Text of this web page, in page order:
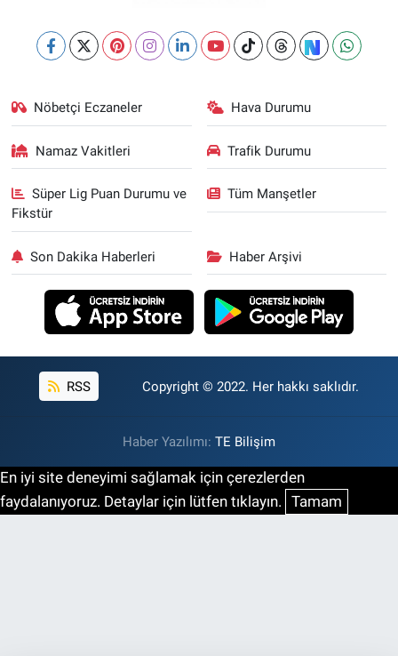
Nöbetçi Eczaneler Hava Durumu
Namaz Vakitleri Trafik Durumu
Süper Lig Puan Durumu ve
Fikstür
Tüm Manşetler
Son Dakika Haberleri Haber Arşivi
RSS Copyright © 2022. Her hakkı saklıdır.
Haber Yazılımı: TE Bilişim
En iyi site deneyimi sağlamak için çerezlerden
faydalanıyoruz. Detaylar için lütfen tıklayın. Tamam